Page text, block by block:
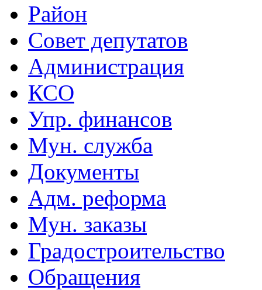
Район
Совет депутатов
Администрация
КСО
Упр. финансов
Мун. служба
Документы
Адм. реформа
Мун. заказы
Градостроительство
Обращения